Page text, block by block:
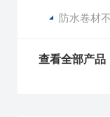
防水卷材
查看全部产品